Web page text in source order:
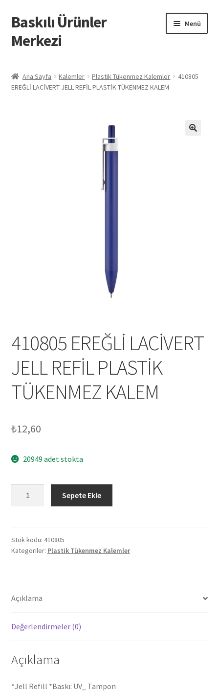
Dolaşıma
geç
İçeriğe
geç
Baskılı Ürünler
Merkezi
Menü
Baskılı Ürünler
Ana Sayfa Kalemler Plastik Tükenmez Kalemler
410805
EREĞLİ LACİVERT JELL REFİL PLASTİK TÜKENMEZ KALEM
410805 EREĞLİ LACİVERT
JELL REFİL PLASTİK
TÜKENMEZ KALEM
₺12,60
20949 adet stokta
REFİL
PLASTİK
Sepete Ekle
Stok kodu: 410805
Kategoriler: Plastik Tükenmez Kalemler
Açıklama
Değerlendirmeler (0)
Açıklama
*Jell Refill *Baskı: UV_ Tampon